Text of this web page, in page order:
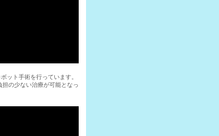
ット手術を行っています。
の少ない治療が可能となっ